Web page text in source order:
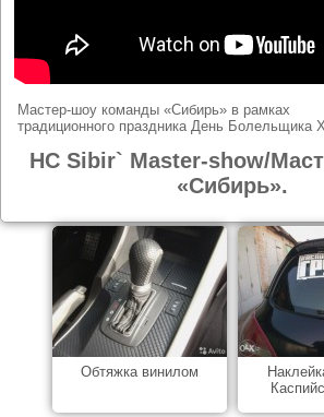
Мастер-шоу команды «Сибирь» в рамках
традиционного праздника День Болельщика
HC Sibir` Master-show/
«Сибирь».
Обтяжка винилом